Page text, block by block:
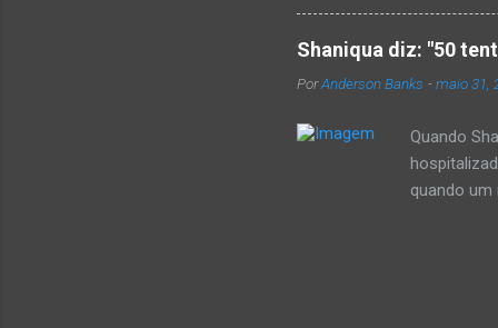
rica
Cultura
Shaniqua diz: "50
PorAnderson Banks -maio 31,
Quando
quando
50 cent